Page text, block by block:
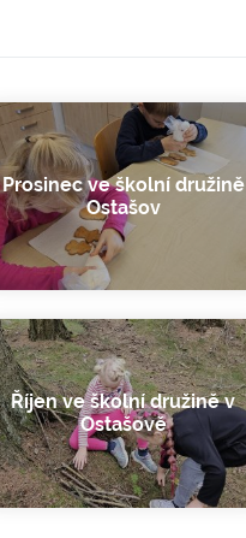
Prosinec ve školní družině
Ostašov
Říjen ve školní družině v
Ostašově